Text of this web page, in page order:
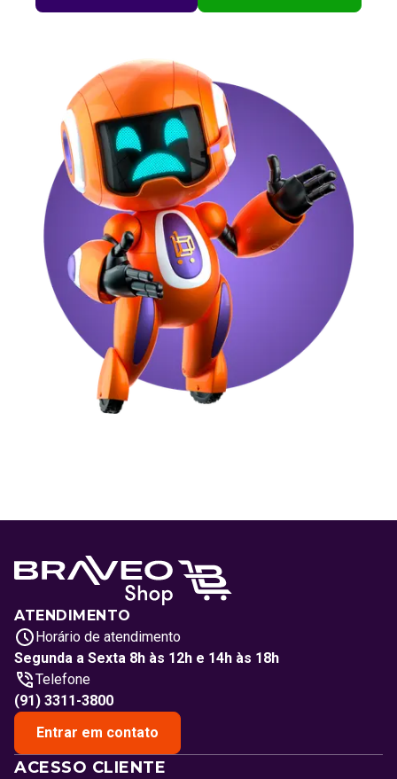
ATENDIMENTO
Horário de atendimento
Segunda a Sexta 8h às 12h e 14h às 18h
Telefone
(91) 3311-3800
Entrar em contato
ACESSO CLIENTE